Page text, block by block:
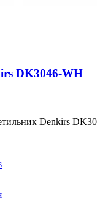
DK3046-WH
Denkirs